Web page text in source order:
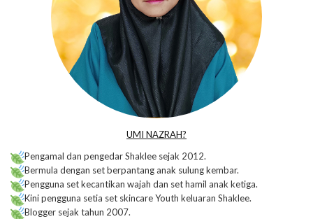
UMI NAZRAH?
Pengamal dan pengedar Shaklee sejak 2012.
Bermula dengan set berpantang anak sulung kembar.
Pengguna set kecantikan wajah dan set hamil anak ketiga.
Kini pengguna setia set skincare Youth keluaran Shaklee.
Blogger sejak tahun 2007.